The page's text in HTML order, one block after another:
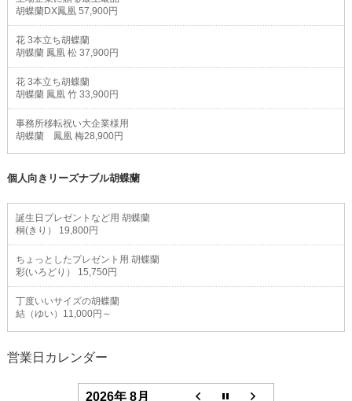
胡蝶蘭DX鳳凰 57,900円
花 3本立ち胡蝶蘭
胡蝶蘭 鳳凰 松 37,900円
花 3本立ち胡蝶蘭
胡蝶蘭 鳳凰 竹 33,900円
事務所移転祝い大企業様用
胡蝶蘭 鳳凰 梅28,900円
個人向きリーズナブル胡蝶蘭
誕生日プレゼントなど用 胡蝶蘭
桐(きり） 19,800円
ちょっとしたプレゼント用 胡蝶蘭
彩(いろどり） 15,750円
丁度いいサイズの胡蝶蘭
結（ゆい）11,000円～
営業日カレンダー
2026年 8月